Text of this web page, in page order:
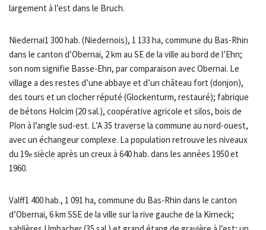
largement à l’est dans le Bruch.
Niedernai1 300 hab. (Niedernois), 1 133 ha, commune du Bas-Rhin
dans le canton d’Obernai, 2 km au SE de la ville au bord de l’Ehn;
son nom signifie Basse-Ehn, par comparaison avec Obernai. Le
village a des restes d’une abbaye et d’un château fort (donjon),
des tours et un clocher réputé (Glockenturm, restauré); fabrique
de bétons Holcim (20 sal.), coopérative agricole et silos, bois de
Plon à l’angle sud-est. L’A 35 traverse la commune au nord-ouest,
avec un échangeur complexe. La population retrouve les niveaux
du 19e siècle après un creux à 640 hab. dans les années 1950 et
1960.
Valff1 400 hab., 1 091 ha, commune du Bas-Rhin dans le canton
d’Obernai, 6 km SSE de la ville sur la rive gauche de la Kirneck;